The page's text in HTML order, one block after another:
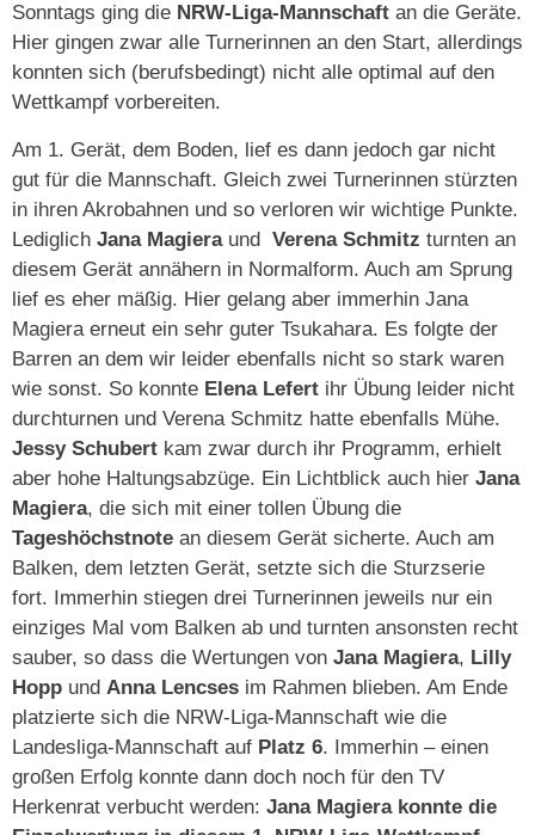
Sonntags ging die NRW-Liga-Mannschaft an die Geräte.
Hier gingen zwar alle Turnerinnen an den Start, allerdings
konnten sich (berufsbedingt) nicht alle optimal auf den
Wettkampf vorbereiten.
Am 1. Gerät, dem Boden, lief es dann jedoch gar nicht
gut für die Mannschaft. Gleich zwei Turnerinnen stürzten
in ihren Akrobahnen und so verloren wir wichtige Punkte.
Lediglich Jana Magieraund Verena Schmitz turnten an
diesem Gerät annähern in Normalform. Auch am Sprung
lief es eher mäßig. Hier gelang aber immerhin Jana
Magiera erneut ein sehr guter Tsukahara. Es folgte der
Barren an dem wir leider ebenfalls nicht so stark waren
wie sonst. So konnte Elena Lefert ihr Übung leider nicht
durchturnen und Verena Schmitz hatte ebenfalls Mühe.
Jessy Schubert kam zwar durch ihr Programm, erhielt
aber hohe Haltungsabzüge. Ein Lichtblick auch hier Jana
Magiera, die sich mit einer tollen Übung die
Tageshöchstnote an diesem Gerät sicherte. Auch am
Balken, dem letzten Gerät, setzte sich die Sturzserie
fort. Immerhin stiegen drei Turnerinnen jeweils nur ein
einziges Mal vom Balken ab und turnten ansonsten recht
sauber, so dass die Wertungen von Jana Magiera, Lilly
Hopp und Anna Lencses im Rahmen blieben. Am Ende
platzierte sich die NRW-Liga-Mannschaft wie die
Landesliga-Mannschaft auf Platz 6. Immerhin – einen
großen Erfolg konnte dann doch noch für den TV
Herkenrat verbucht werden: Jana Magiera konnte die